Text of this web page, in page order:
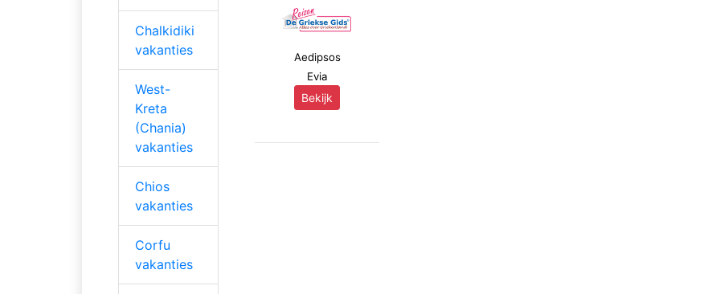
Chalkidiki
vakanties
West-
Kreta
(Chania)
vakanties
Chios
vakanties
Corfu
vakanties
Aedipsos
Evia
Bekijk